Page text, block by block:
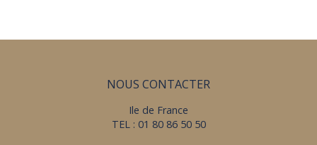
NOUS CONTACTER
Ile de France
TEL : 01 80 86 50 50